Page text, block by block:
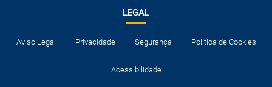
LEGAL
Aviso Legal Privacidade Segurança Política de Cookies
Acessibilidade